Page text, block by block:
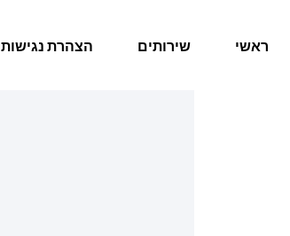
ראשי שירותים הצהרת נגישות